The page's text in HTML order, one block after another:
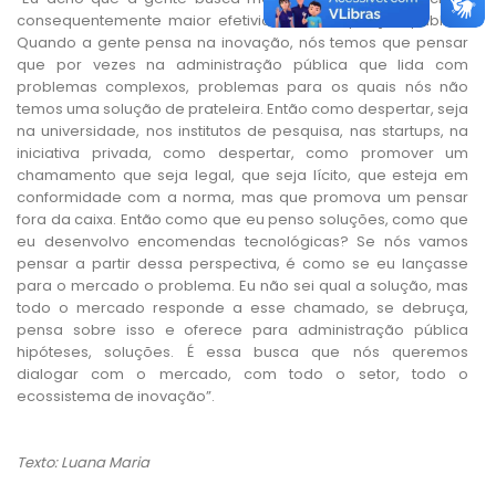
consequentemente maior efetividade na aquisição pública.
Quando a gente pensa na inovação, nós temos que pensar
que por vezes na administração pública que lida com
problemas complexos, problemas para os quais nós não
temos uma solução de prateleira. Então como despertar, seja
na universidade, nos institutos de pesquisa, nas startups, na
iniciativa privada, como despertar, como promover um
chamamento que seja legal, que seja lícito, que esteja em
conformidade com a norma, mas que promova um pensar
fora da caixa. Então como que eu penso soluções, como que
eu desenvolvo encomendas tecnológicas? Se nós vamos
pensar a partir dessa perspectiva, é como se eu lançasse
para o mercado o problema. Eu não sei qual a solução, mas
todo o mercado responde a esse chamado, se debruça,
pensa sobre isso e oferece para administração pública
hipóteses, soluções. É essa busca que nós queremos
dialogar com o mercado, com todo o setor, todo o
ecossistema de inovação”.
Texto: Luana Maria